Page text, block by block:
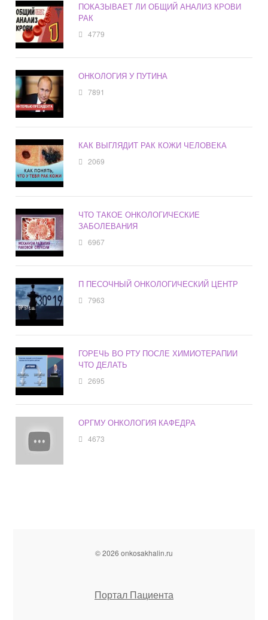
ПОКАЗЫВАЕТ ЛИ ОБЩИЙ АНАЛИЗ КРОВИ
РАК
4779
ОНКОЛОГИЯ У ПУТИНА
7891
КАК ВЫГЛЯДИТ РАК КОЖИ ЧЕЛОВЕКА
2069
ЧТО ТАКОЕ ОНКОЛОГИЧЕСКИЕ
ЗАБОЛЕВАНИЯ
6967
П ПЕСОЧНЫЙ ОНКОЛОГИЧЕСКИЙ ЦЕНТР
7963
ГОРЕЧЬ ВО РТУ ПОСЛЕ ХИМИОТЕРАПИИ
ЧТО ДЕЛАТЬ
2695
ОРГМУ ОНКОЛОГИЯ КАФЕДРА
4673
© 2026 onkosakhalin.ru
Портал Пациента